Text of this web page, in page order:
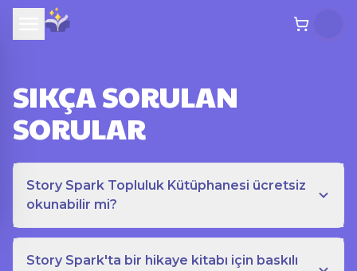
SIKÇA SORULAN
SORULAR
Story Spark Topluluk Kütüphanesi ücretsiz
okunabilir mi?
Story Spark'ta bir hikaye kitabı için baskılı